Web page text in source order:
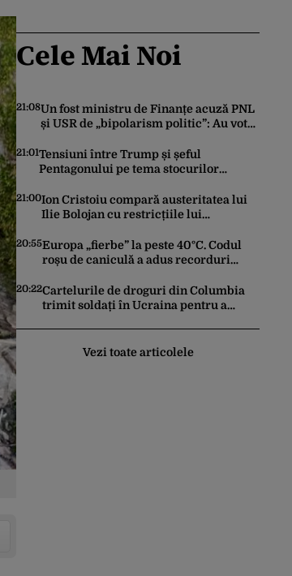
Cele Mai Noi
21:08Un fost ministru de Finanțe acuză PNL
și USR de „bipolarism politic”: Au votat
21:01Tensiuni între Trump și șeful
Pentagonului pe tema stocurilor
președintele american
21:00Ion Cristoiu compară austeritatea lui
Ilie Bolojan cu restricțiile lui
tinereții”
20:55Europa „fierbe” la peste 40°C. Codul
roșu de caniculă a adus recorduri
măsuri de urgență
20:22Cartelurile de droguri din Columbia
trimit soldați în Ucraina pentru a
Vezi toate articolele